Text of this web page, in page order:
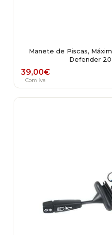
Manete de Piscas,
Defender
39,00€
Com Iva